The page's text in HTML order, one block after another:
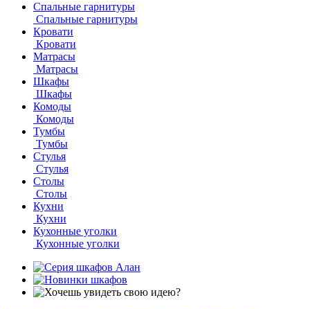
Спальные гарнитуры
Спальные гарнитуры
Кровати
Кровати
Матрасы
Матрасы
Шкафы
Шкафы
Комоды
Комоды
Тумбы
Тумбы
Стулья
Стулья
Столы
Столы
Кухни
Кухни
Кухонные уголки
Кухонные уголки